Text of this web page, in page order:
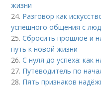
жизни
24. Разговор как
успешного общения с
25.Сбросить прошлое и
путь к новой жизни
26.С нуля до успеха: как
27. Путеводитель по
28. Пять признаков